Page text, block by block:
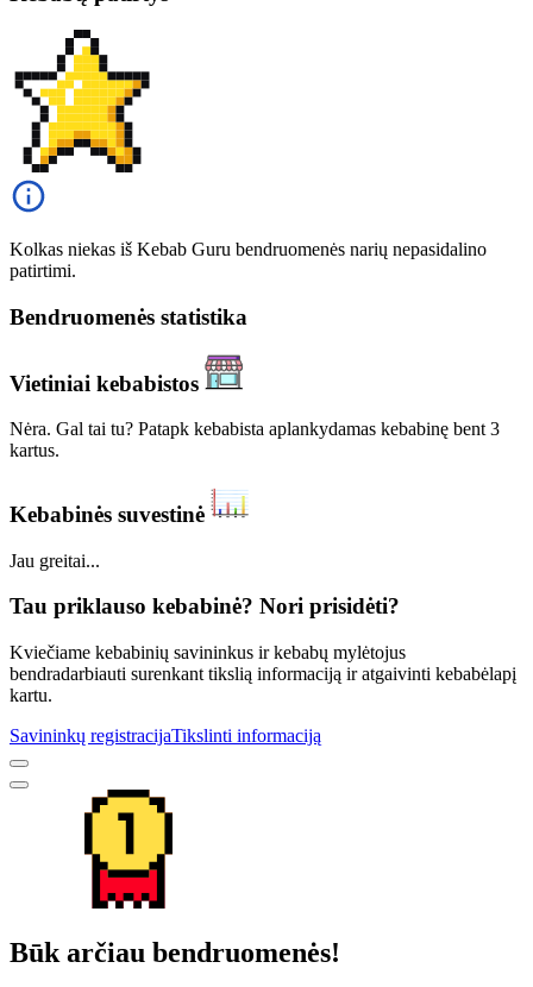
Kolkas niekas iš Kebab Guru bendruomenės narių nepasidalino
patirtimi.
Bendruomenės statistika
Vietiniai kebabistos
Nėra. Gal tai tu? Patapk kebabista aplankydamas kebabinę bent 3
kartus.
Kebabinės suvestinė
Jau greitai...
Tau priklauso kebabinė? Nori prisidėti?
Kviečiame kebabinių savininkus ir kebabų mylėtojus
bendradarbiauti surenkant tikslią informaciją ir atgaivinti kebabėlapį
kartu.
Savininkų registracijaTikslinti informaciją
Būk arčiau bendruomenės!